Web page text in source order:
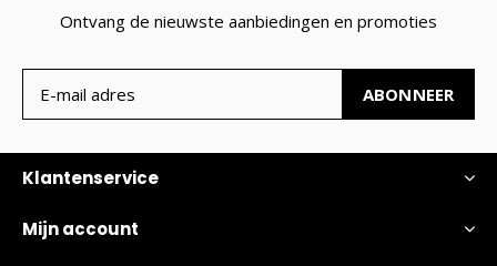
Ontvang de nieuwste aanbiedingen en promoties
ABONNEER
Klantenservice
Mijn account